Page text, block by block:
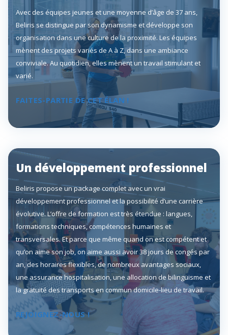
Avec des équipes jeunes et une moyenne d’âge de 37 ans,
Beliris se distingue par son dynamisme et développe son
organisation dans une culture de la proximité. Les équipes
mènent des projets variés de A à Z, dans une ambiance
conviviale. Au quotidien, elles mènent un travail stimulant et
varié.
FAITES-PARTIE DE CET ÉLAN !
Un développement professionnel
Beliris propose un package complet avec un vrai
développement professionnel et la possibilité d’une carrière
évolutive. L’offre de formation est très étendue : langues,
formations techniques, compétences humaines et
transversales. Et parce que même quand on est compétent et
qu’on aime son job, on aime aussi avoir 38 jours de congés par
an, des horaires flexibles, de nombreux avantages sociaux,
une assurance hospitalisation, une allocation de bilinguisme et
la gratuité des transports en commun domicile-lieu de travail.
REJOIGNEZ-NOUS !